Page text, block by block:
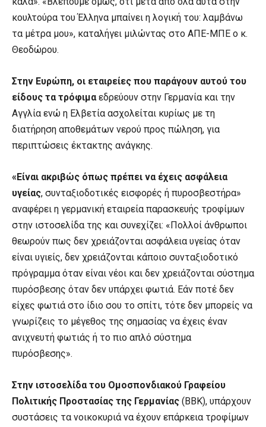
κουλτούρα του Έλληνα μπαίνει η λογική του: λαμβάνω
τα μέτρα μου», καταλήγει μιλώντας στο ΑΠΕ-ΜΠΕ ο κ.
Θεοδώρου.
Στην Ευρώπη, οι εταιρείες που παράγουν αυτού του
είδους τα τρόφιμαεδρεύουν στην Γερμανία και την
Αγγλία ενώ η Ελβετία ασχολείται κυρίως με τη
διατήρηση αποθεμάτων νερού προς πώληση, για
περιπτώσεις έκτακτης ανάγκης.
«Είναι ακριβώς όπως πρέπει να έχεις ασφάλεια
υγείας, συνταξιοδοτικές εισφορές ή πυροσβεστήρα»
αναφέρει η γερμανική εταιρεία παρασκευής τροφίμων
στην ιστοσελίδα της και συνεχίζει: «Πολλοί άνθρωποι
θεωρούν πως δεν χρειάζονται ασφάλεια υγείας όταν
είναι υγιείς, δεν χρειάζονται κάποιο συνταξιοδοτικό
πρόγραμμα όταν είναι νέοι και δεν χρειάζονται σύστημα
πυρόσβεσης όταν δεν υπάρχει φωτιά. Εάν ποτέ δεν
είχες φωτιά στο ίδιο σου το σπίτι, τότε δεν μπορείς να
γνωρίζεις το μέγεθος της σημασίας να έχεις έναν
ανιχνευτή φωτιάς ή το πιο απλό σύστημα
πυρόσβεσης».
Στην ιστοσελίδα του Ομοσπονδιακού Γραφείου
Πολιτικής Προστασίας της Γερμανίας (BBK), υπάρχουν
συστάσεις τα νοικοκυριά να έχουν επάρκεια τροφίμων